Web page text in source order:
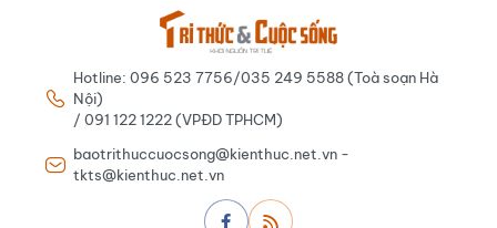
Hotline: 096 523 7756/035 249 5588 (Toà soạn Hà
Nội)
/ 091 122 1222 (VPĐD TPHCM)
baotrithuccuocsong@kienthuc.net.vn -
tkts@kienthuc.net.vn